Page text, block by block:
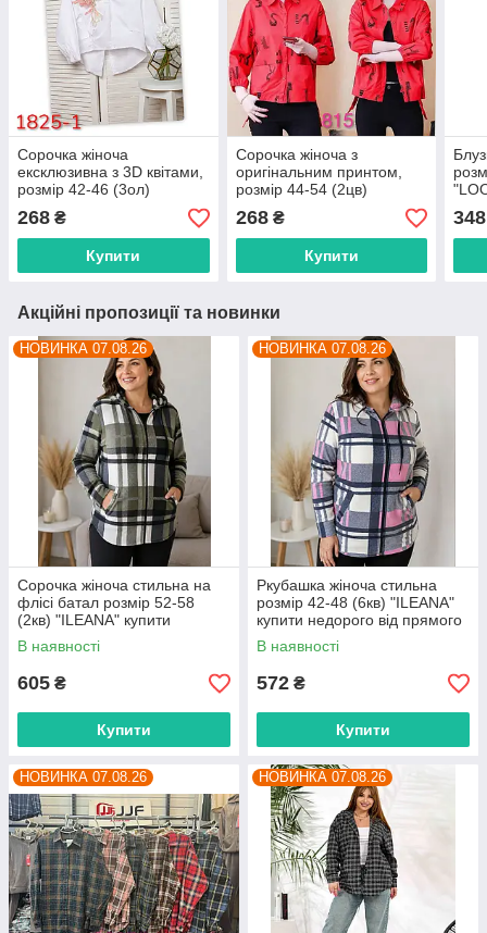
Сорочка жіноча
ексклюзивна з 3D квітами,
розмір 42-46 (3ол)
"SVITANOK" купити
недорого від прямого
постачальника
268 ₴
Купити
Сорочка жіноча з
оригінальним принтом,
розмір 44-54 (2цв)
"SVITANOK" купити
недорого від прямого
постачальника
268₴
Купити
від
348
Акційні пропозиції та новинки
НОВИНКА 07.08.26
Сорочка жіноча стильна на
флісі батал розмір 52-58
(2кв) "ILEANA" купити
недорого від прямого
постачальника
В наявності
605 ₴
Купити
НОВИНКА 07.08.26
Ркубашка жіноча стильна
розмір 42-48 (6кв) "ILEANA"
купити недорого від прямого
постачальника
В наявності
572 ₴
Купити
НОВИНКА 07.08.26 НОВИНКА 07.08.26